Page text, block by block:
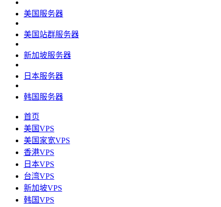
美国服务器
美国站群服务器
新加坡服务器
日本服务器
韩国服务器
首页
美国VPS
美国家宽VPS
香港VPS
日本VPS
台湾VPS
新加坡VPS
韩国VPS